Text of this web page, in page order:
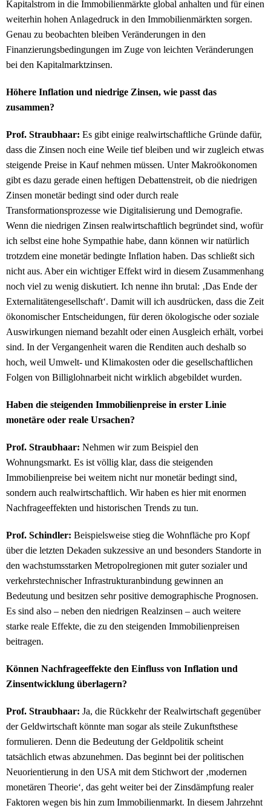
Kapitalstrom in die Immobilienmärkte global anhalten und für einen
weiterhin hohen Anlagedruck in den Immobilienmärkten sorgen.
Genau zu beobachten bleiben Veränderungen in den
Finanzierungsbedingungen im Zuge von leichten Veränderungen
bei den Kapitalmarktzinsen.
Höhere Inflation und niedrige Zinsen, wie passt das
zusammen?
Prof. Straubhaar: Es gibt einige realwirtschaftliche Gründe dafür,
dass die Zinsen noch eine Weile tief bleiben und wir zugleich etwas
steigende Preise in Kauf nehmen müssen. Unter Makroökonomen
gibt es dazu gerade einen heftigen Debattenstreit, ob die niedrigen
Zinsen monetär bedingt sind oder durch reale
Transformationsprozesse wie Digitalisierung und Demografie.
Wenn die niedrigen Zinsen realwirtschaftlich begründet sind, wofür
ich selbst eine hohe Sympathie habe, dann können wir natürlich
trotzdem eine monetär bedingte Inflation haben. Das schließt sich
nicht aus. Aber ein wichtiger Effekt wird in diesem Zusammenhang
noch viel zu wenig diskutiert. Ich nenne ihn brutal: ‚Das Ende der
Externalitätengesellschaft‘. Damit will ich ausdrücken, dass die Zeit
ökonomischer Entscheidungen, für deren ökologische oder soziale
Auswirkungen niemand bezahlt oder einen Ausgleich erhält, vorbei
sind. In der Vergangenheit waren die Renditen auch deshalb so
hoch, weil Umwelt- und Klimakosten oder die gesellschaftlichen
Folgen von Billiglohnarbeit nicht wirklich abgebildet wurden.
Haben die steigenden Immobilienpreise in erster Linie
monetäre oder reale Ursachen?
Prof. Straubhaar: Nehmen wir zum Beispiel den
Wohnungsmarkt. Es ist völlig klar, dass die steigenden
Immobilienpreise bei weitem nicht nur monetär bedingt sind,
sondern auch realwirtschaftlich. Wir haben es hier mit enormen
Nachfrageeffekten und historischen Trends zu tun.
Prof. Schindler: Beispielsweise stieg die Wohnfläche pro Kopf
über die letzten Dekaden sukzessive an und besonders Standorte in
den wachstumsstarken Metropolregionen mit guter sozialer und
verkehrstechnischer Infrastrukturanbindung gewinnen an
Bedeutung und besitzen sehr positive demographische Prognosen.
Es sind also – neben den niedrigen Realzinsen – auch weitere
starke reale Effekte, die zu den steigenden Immobilienpreisen
beitragen.
Können Nachfrageeffekte den Einfluss von Inflation und
Zinsentwicklung überlagern?
Prof. Straubhaar: Ja, die Rückkehr der Realwirtschaft gegenüber
der Geldwirtschaft könnte man sogar als steile Zukunftsthese
formulieren. Denn die Bedeutung der Geldpolitik scheint
tatsächlich etwas abzunehmen. Das beginnt bei der politischen
Neuorientierung in den USA mit dem Stichwort der ‚modernen
monetären Theorie‘, das geht weiter bei der Zinsdämpfung realer
Faktoren wegen bis hin zum Immobilienmarkt. In diesem Jahrzehnt